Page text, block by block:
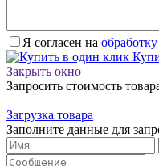
Я согласен на
Закрыть окно
Запросить стоимость
Загрузка товара
Заполните данные для